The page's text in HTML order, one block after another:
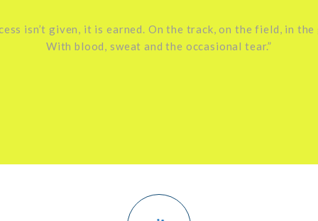
isn’t given, it is earned. On the track, on the field, in the
With blood, sweat and the occasional tear.”